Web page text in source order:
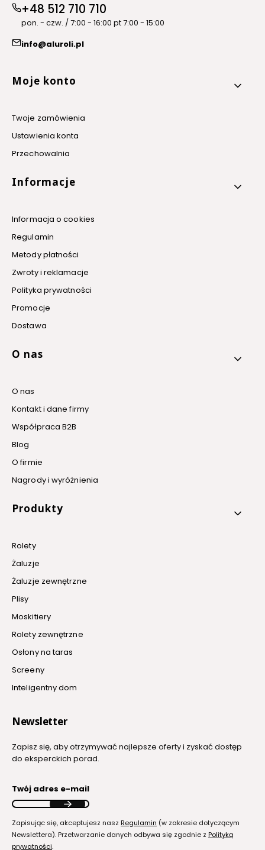
+48 512 710 710
pon. - czw. / 7:00 - 16:00 pt 7:00 - 15:00
info@aluroli.pl
Linki w stopce
Moje konto
Twoje zamówienia
Ustawienia konta
Przechowalnia
Informacje
Informacja o cookies
Regulamin
Metody płatności
Zwroty i reklamacje
Polityka prywatności
Promocje
Dostawa
O nas
O nas
Kontakt i dane firmy
Współpraca B2B
Blog
O firmie
Nagrody i wyróżnienia
Produkty
Rolety
Żaluzje
Żaluzje zewnętrzne
Plisy
Moskitiery
Rolety zewnętrzne
Osłony na taras
Screeny
Inteligentny dom
Newsletter
Zapisz się, aby otrzymywać najlepsze oferty i zyskać dostęp
do eksperckich porad.
Twój adres e-mail
Zapisując się, akceptujesz nasz Regulamin (w zakresie dotyczącym
Newslettera). Przetwarzanie danych odbywa się zgodnie z Polityką
prywatności.